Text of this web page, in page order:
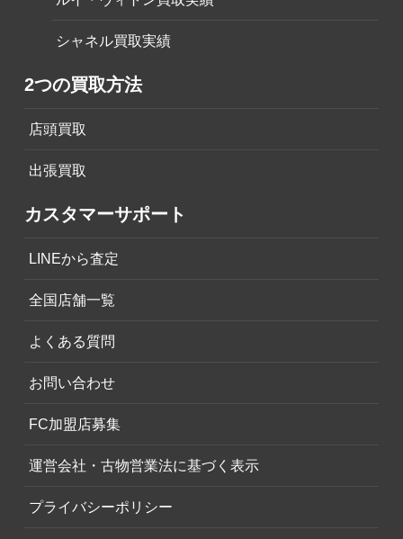
シャネル買取実績
2つの買取方法
店頭買取
出張買取
カスタマーサポート
LINEから査定
全国店舗一覧
よくある質問
お問い合わせ
FC加盟店募集
運営会社・古物営業法に基づく表示
プライバシーポリシー